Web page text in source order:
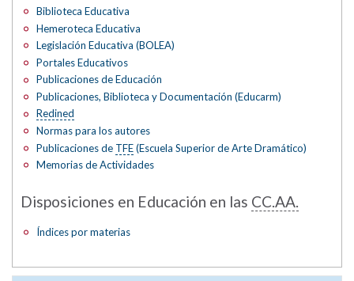
Biblioteca Educativa
Hemeroteca Educativa
Legislación Educativa (BOLEA)
Portales Educativos
Publicaciones de Educación
Publicaciones, Biblioteca y Documentación (Educarm)
Redined
Normas para los autores
Publicaciones de TFE(Escuela Superior de Arte Dramático)
Memorias de Actividades
Disposiciones en Educación en las CC.AA.
Índices por materias